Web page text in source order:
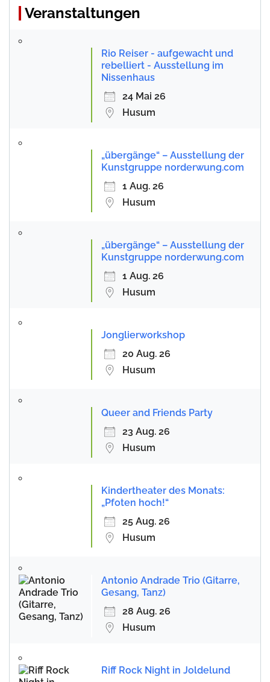
Veranstaltungen
Rio Reiser - aufgewacht und
rebelliert - Ausstellung im
Nissenhaus
24 Mai 26
Husum
„übergänge“ – Ausstellung der
Kunstgruppe norderwung.com
1 Aug. 26
Husum
„übergänge“ – Ausstellung der
Kunstgruppe norderwung.com
1 Aug. 26
Husum
Jonglierworkshop
20 Aug. 26
Husum
Queer and Friends Party
23 Aug. 26
Husum
Kindertheater des Monats:
„Pfoten hoch!“
25 Aug. 26
Husum
Antonio Andrade Trio (Gitarre,
Gesang, Tanz)
28 Aug. 26
Husum
Riff Rock Night in Joldelund